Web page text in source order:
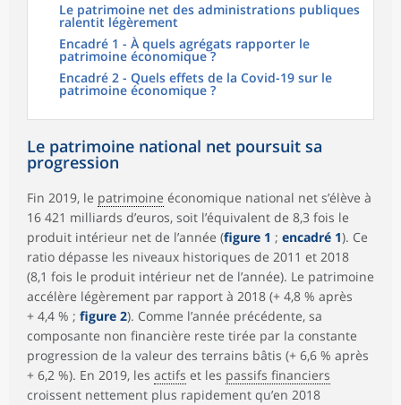
Le patrimoine net des administrations publiques
ralentit légèrement
Encadré 1 - À quels agrégats rapporter le
patrimoine économique ?
Encadré 2 - Quels effets de la Covid-19 sur le
patrimoine économique ?
Le patrimoine national net poursuit sa
progression
Fin 2019, le patrimoine économique national net s’élève à
16 421 milliards d’euros, soit l’équivalent de 8,3 fois le
produit intérieur net de l’année (figure 1 ; encadré 1). Ce
ratio dépasse les niveaux historiques de 2011 et 2018
(8,1 fois le produit intérieur net de l’année). Le patrimoine
accélère légèrement par rapport à 2018 (+ 4,8 % après
+ 4,4 % ; figure 2). Comme l’année précédente, sa
composante non financière reste tirée par la constante
progression de la valeur des terrains bâtis (+ 6,6 % après
+ 6,2 %). En 2019, les actifs et les passifs financiers
croissent nettement plus rapidement qu’en 2018